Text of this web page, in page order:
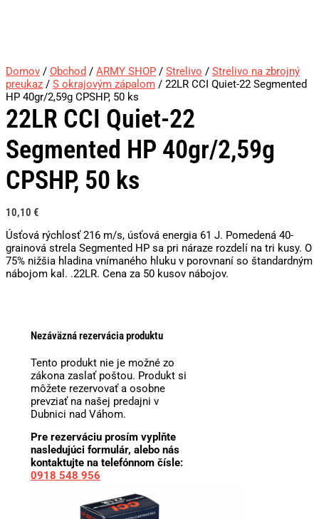
Domov / Obchod / ARMY SHOP / Strelivo / Strelivo na zbrojný
preukaz / S okrajovým zápalom / 22LR CCI Quiet-22 Segmented
HP 40gr/2,59g CPSHP, 50 ks
22LR CCI Quiet-22
Segmented HP 40gr/2,59g
CPSHP, 50 ks
10,10 €
Úsťová rýchlosť 216 m/s, úsťová energia 61 J. Pomedená 40-
grainová strela Segmented HP sa pri náraze rozdelí na tri kusy. O
75% nižšia hladina vnímaného hluku v porovnaní so štandardným
nábojom kal. .22LR. Cena za 50 kusov nábojov.
Nezáväzná rezervácia produktu
Tento produkt nie je možné zo
zákona zaslať poštou. Produkt si
môžete rezervovať a osobne
prevziať na našej predajni v
Dubnici nad Váhom.
Pre rezerváciu prosím vyplňte
nasledujúci formulár, alebo nás
kontaktujte na telefónnom čísle:
0918 548 956